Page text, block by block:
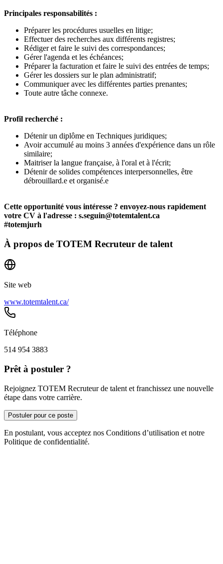
Principales responsabilités :
Préparer les procédures usuelles en litige;
Effectuer des recherches aux différents registres;
Rédiger et faire le suivi des correspondances;
Gérer l'agenda et les échéances;
Préparer la facturation et faire le suivi des entrées de temps;
Gérer les dossiers sur le plan administratif;
Communiquer avec les différentes parties prenantes;
Toute autre tâche connexe.
Profil recherché :
Détenir un diplôme en Techniques juridiques;
Avoir accumulé au moins 3 années d'expérience dans un rôle
similaire;
Maitriser la langue française, à l'oral et à l'écrit;
Détenir de solides compétences interpersonnelles, être
débrouillard.e et organisé.e
Cette opportunité vous intéresse ? envoyez-nous rapidement
votre CV à l'adresse : s.seguin@totemtalent.ca
#totemjurh
À propos de TOTEM Recruteur de talent
Site web
www.totemtalent.ca/
Téléphone
514 954 3883
Prêt à postuler ?
Rejoignez TOTEM Recruteur de talent et franchissez une nouvelle
étape dans votre carrière.
Postuler pour ce poste
En postulant, vous acceptez nos Conditions d’utilisation et notre
Politique de confidentialité.